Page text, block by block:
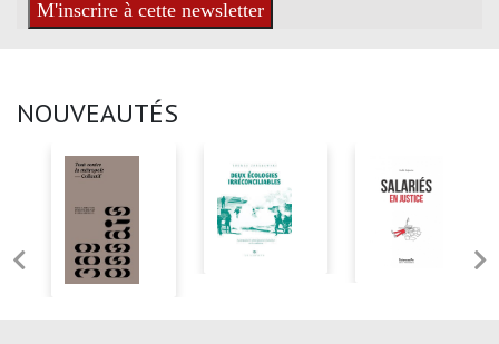
NOUVEAUTÉS